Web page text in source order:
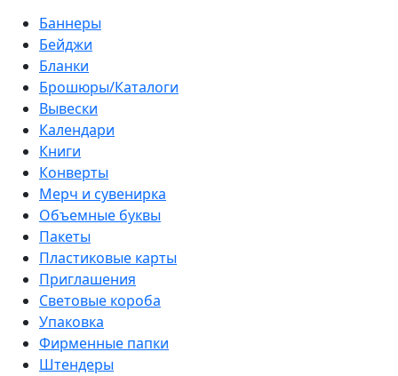
Баннеры
Бейджи
Бланки
Брошюры/Каталоги
Вывески
Календари
Книги
Конверты
Мерч и сувенирка
Объемные буквы
Пакеты
Пластиковые карты
Приглашения
Световые короба
Упаковка
Фирменные папки
Штендеры